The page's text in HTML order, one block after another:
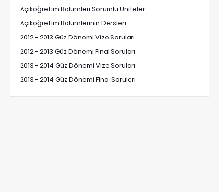
Açıköğretim Bölümleri Sorumlu Üniteler
Açıköğretim Bölümlerinin Dersleri
2012 - 2013 Güz Dönemi Vize Soruları
2012 - 2013 Güz Dönemi Final Soruları
2013 - 2014 Güz Dönemi Vize Soruları
2013 - 2014 Güz Dönemi Final Soruları